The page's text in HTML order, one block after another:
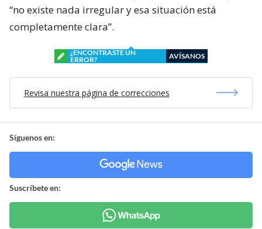
“no existe nada irregular y esa situación está
completamente clara”.
¿ENCONTRASTE UN
ERROR?
AVÍSANOS
Revisa nuestra página de correcciones
Síguenos en:
Suscríbete en: